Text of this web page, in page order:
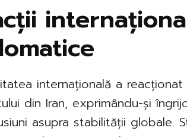
internațională a
din Iran, exprimându-și
asupra stabilității globale.